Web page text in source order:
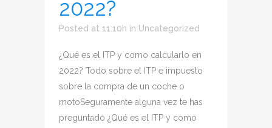
2022?
Posted at 11:10h in Uncategorized
¿Qué es el ITP y como calcularlo en
2022? Todo sobre el ITP e impuesto
sobre la compra de un coche o
motoSeguramente alguna vez te has
preguntado ¿Qué es el ITP y como